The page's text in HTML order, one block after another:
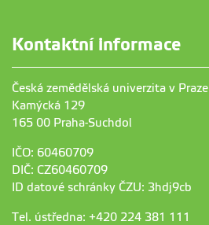
Kontaktní informace
Česká zemědělská univerzita v Praze
Kamýcká 129
165 00 Praha-Suchdol
IČO: 60460709
DIČ: CZ60460709
ID datové schránky ČZU: 3hdj9cb
Tel. ústředna: +420 224 381 111